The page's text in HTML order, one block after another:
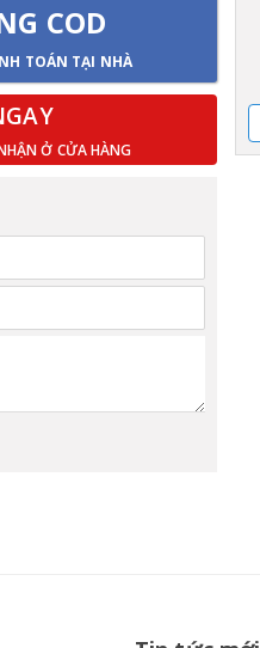
COD
TOÁN TẠI NHÀ
Ở CỬA HÀNG